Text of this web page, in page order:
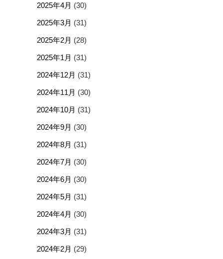
2025年4月 (30)
2025年3月 (31)
2025年2月 (28)
2025年1月 (31)
2024年12月 (31)
2024年11月 (30)
2024年10月 (31)
2024年9月 (30)
2024年8月 (31)
2024年7月 (30)
2024年6月 (30)
2024年5月 (31)
2024年4月 (30)
2024年3月 (31)
2024年2月 (29)